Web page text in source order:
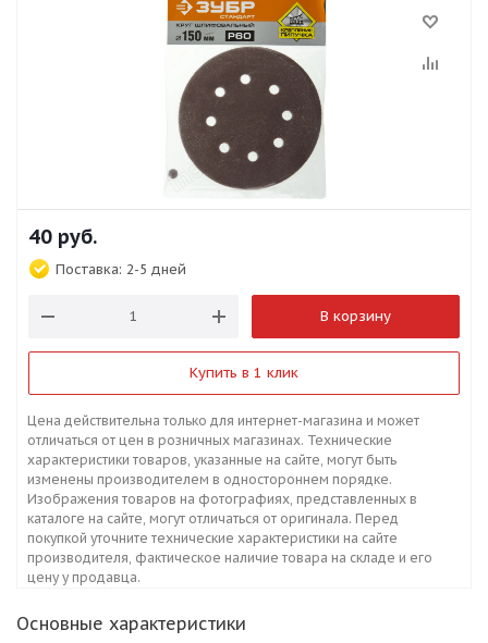
40 руб.
Поставка: 2-5 дней
В корзину
Купить в 1 клик
Цена действительна только для интернет-магазина и может
отличаться от цен в розничных магазинах. Технические
характеристики товаров, указанные на сайте, могут быть
изменены производителем в одностороннем порядке.
Изображения товаров на фотографиях, представленных в
каталоге на сайте, могут отличаться от оригинала. Перед
покупкой уточните технические характеристики на сайте
производителя, фактическое наличие товара на складе и его
цену у продавца.
Основные характеристики